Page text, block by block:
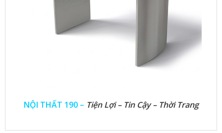
NỘI THẤT 190 – Tiện Lợi – Tin Cậy – Thời Trang